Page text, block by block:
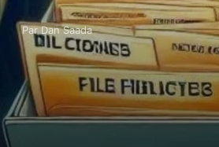
Par Dan Saada